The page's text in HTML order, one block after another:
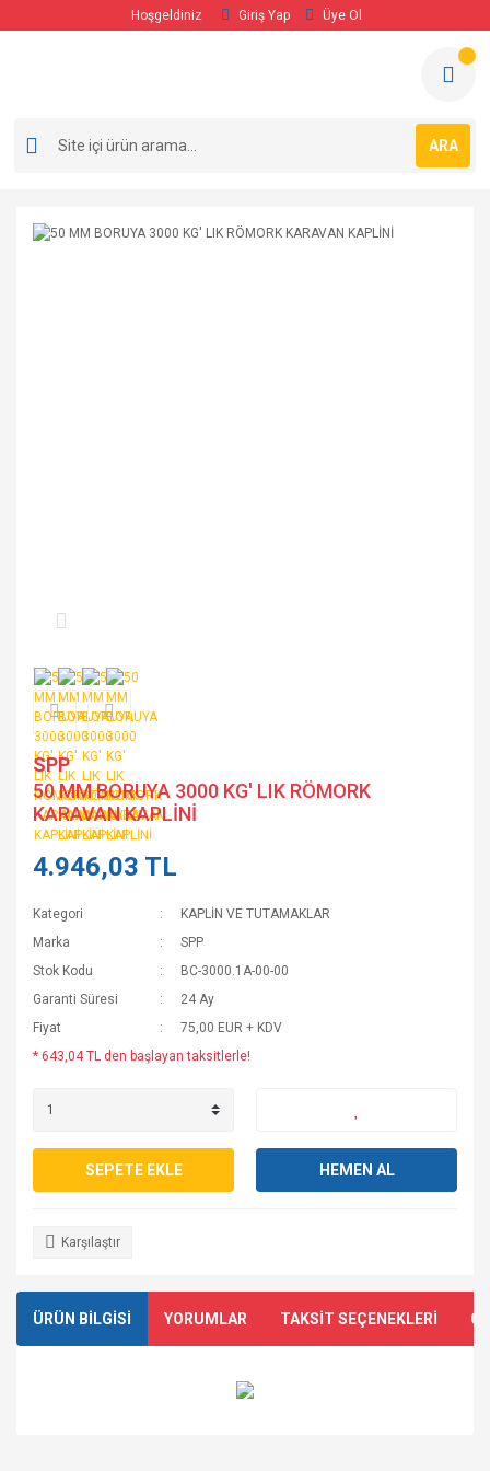
Hoşgeldiniz Giriş Yap Üye Ol
ARA
SPP
50 MM BORUYA 3000 KG' LIK RÖMORK
KARAVAN KAPLİNİ
4.946,03 TL
Kategori
KAPLİN VE TUTAMAKLAR
Marka
SPP
Stok Kodu
BC-3000.1A-00-00
Garanti Süresi
24 Ay
Fiyat
75,00 EUR + KDV
* 643,04 TL den başlayan taksitlerle!
SEPETE EKLE HEMEN AL
Karşılaştır
ÜRÜN BİLGİSİ YORUMLAR TAKSİT SEÇENEKLERİ